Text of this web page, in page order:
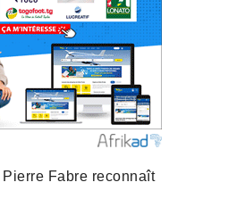
Fabre reconnaît